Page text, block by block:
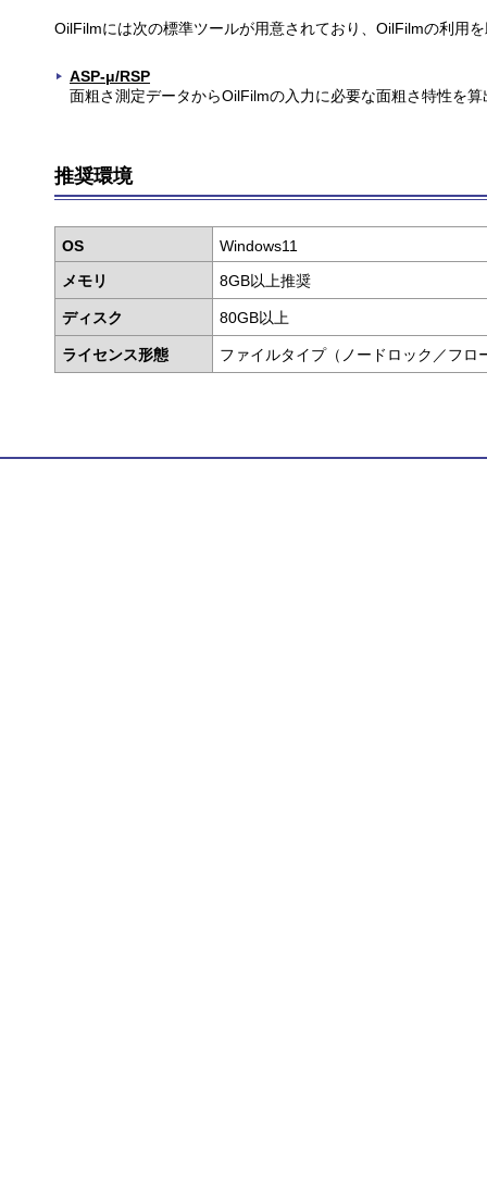
OilFilmには次の標準ツールが用意されており、OilFilmの利用
ASP-μ/RSP
面粗さ測定データからOilFilmの入力に必要な面粗さ特性を
推奨環境
OS
Windows11
メモリ
8GB以上推奨
ディスク 80GB以上
ライセンス形態 ファイルタイプ（ノードロック／フロ